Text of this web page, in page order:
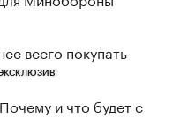
всего покупать
и что будет с